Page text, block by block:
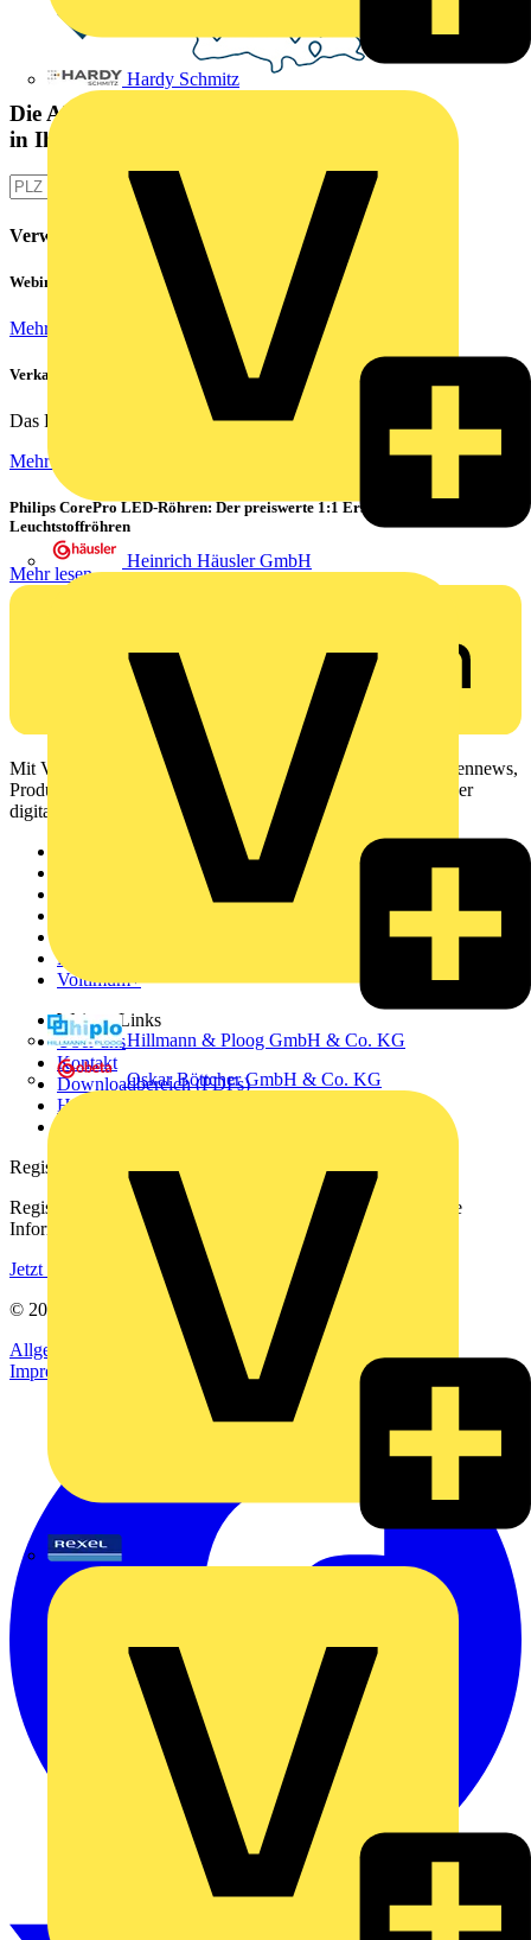
Hardy Schmitz
Heinrich Häusler GmbH
Hillmann & Ploog GmbH & Co. KG
Oskar Böttcher GmbH & Co. KG
Die Altlampen Sammelstelle
in Ihrer Nähe
Verwandte Inhalte
Webinar: Not-Aus und Not-Halt in der Praxis
Mehr lesen
Verkabelung von Rechenzentren
Das Rechenzentrum ist das Herzstück eines jeden...
Mehr lesen
Philips CorePro LED-Röhren: Der preiswerte 1:1 Ersatz für
Leuchtstoffröhren
Mehr lesen
Mit Voltimum erhalten Elektrofachkräfte Zugang zu Branchennews,
Produktinformationen, Schulungen und Tools – alles auf einer
digitalen Plattform und Community.
Partner
Voltimum+
Weitere Links
Über uns
Kontakt
Downloadbereich (PDFs)
Häufig gestellte Fragen
Registrierung
Registrieren Sie sich kostenlos und erhalten Sie stets aktuelle
Informationen aus der Elektroindustrie.
Jetzt registrieren
© 2002-
Voltimum
Allgemeine Geschäftsbedingungen
Datenschutzerklärung
Impressum